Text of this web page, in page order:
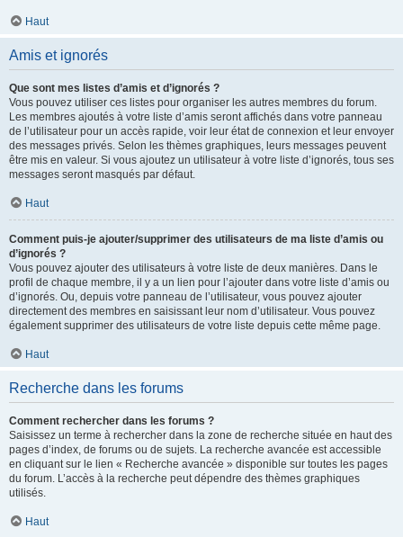
Haut
Amis et ignorés
Que sont mes listes d’amis et d’ignorés ?
Vous pouvez utiliser ces listes pour organiser les autres membres du forum.
Les membres ajoutés à votre liste d’amis seront affichés dans votre panneau
de l’utilisateur pour un accès rapide, voir leur état de connexion et leur envoyer
des messages privés. Selon les thèmes graphiques, leurs messages peuvent
être mis en valeur. Si vous ajoutez un utilisateur à votre liste d’ignorés, tous ses
messages seront masqués par défaut.
Haut
Comment puis-je ajouter/supprimer des utilisateurs de ma liste d’amis ou
d’ignorés ?
Vous pouvez ajouter des utilisateurs à votre liste de deux manières. Dans le
profil de chaque membre, il y a un lien pour l’ajouter dans votre liste d’amis ou
d’ignorés. Ou, depuis votre panneau de l’utilisateur, vous pouvez ajouter
directement des membres en saisissant leur nom d’utilisateur. Vous pouvez
également supprimer des utilisateurs de votre liste depuis cette même page.
Haut
Recherche dans les forums
Comment rechercher dans les forums ?
Saisissez un terme à rechercher dans la zone de recherche située en haut des
pages d’index, de forums ou de sujets. La recherche avancée est accessible
en cliquant sur le lien « Recherche avancée » disponible sur toutes les pages
du forum. L’accès à la recherche peut dépendre des thèmes graphiques
utilisés.
Haut